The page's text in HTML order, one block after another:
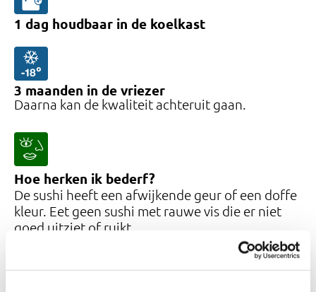
1 dag houdbaar in de koelkast
3 maanden in de vriezer
Daarna kan de kwaliteit achteruit gaan.
Hoe herken ik bederf?
De sushi heeft een afwijkende geur of een doffe
kleur. Eet geen sushi met rauwe vis die er niet
goed uitziet of ruikt.